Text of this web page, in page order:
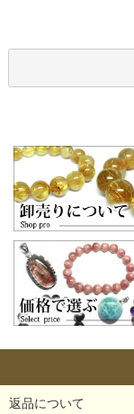
返品について